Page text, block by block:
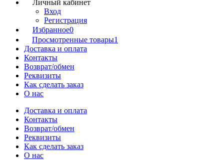
Личный кабинет
Вход
Регистрация
Избранное0
Просмотренные товары1
Доставка и оплата
Контакты
Возврат/обмен
Реквизиты
Как сделать заказ
О нас
Доставка и оплата
Контакты
Возврат/обмен
Реквизиты
Как сделать заказ
О нас